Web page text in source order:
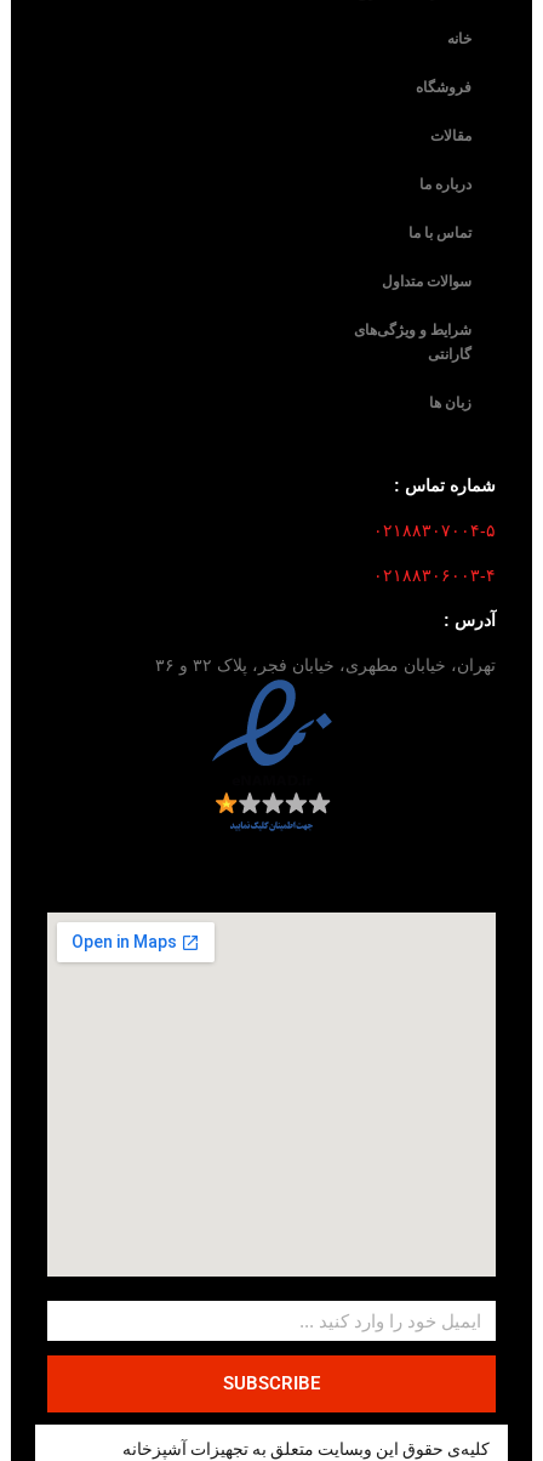
خانه
فروشگاه
مقالات
درباره ما
تماس با ما
سوالات متداول
شرایط و ویژگی‌های
گارانتی
زبان ها
شماره تماس :
۰۲۱۸۸۳۰۷۰۰۴-۵
۰۲۱۸۸۳۰۶۰۰۳-۴
آدرس :
تهران، خیابان مطهری، خیابان فجر، پلاک ۳۲ و ۳۶
SUBSCRIBE
کلیه‌ی حقوق این وبسایت متعلق به تجهیزات آشپزخانه